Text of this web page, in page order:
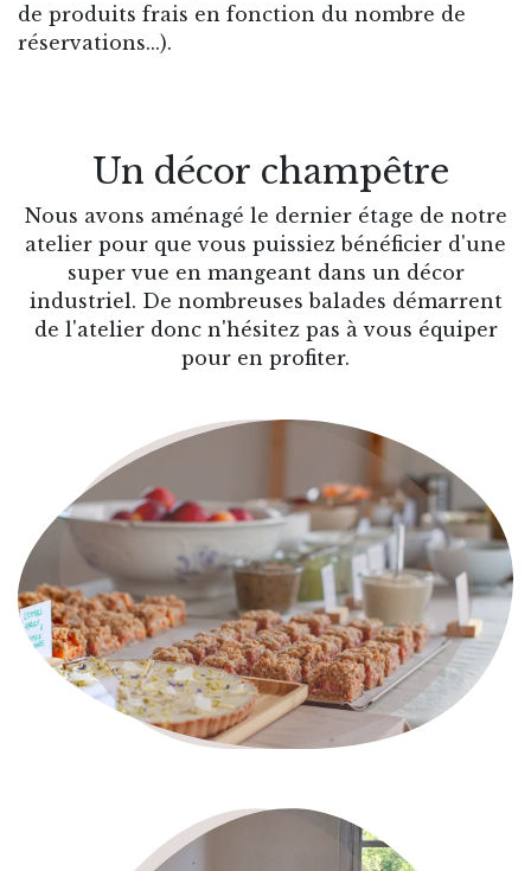
de produits frais en fonction du nombre de
réservations...).
Un décor champêtre
Nous avons aménagé le dernier étage de notre
atelier pour que vous puissiez bénéficier d'une
super vue en mangeant dans un décor
industriel. De nombreuses balades démarrent
de l'atelier donc n'hésitez pas à vous équiper
pour en profiter.